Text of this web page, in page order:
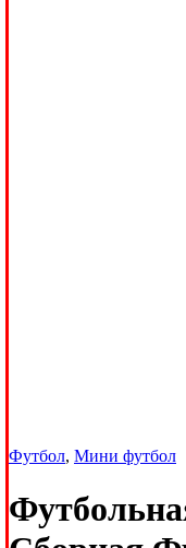
Футбол, Мини футбол